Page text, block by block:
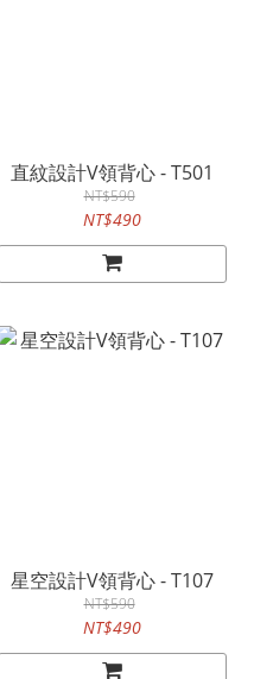
直紋設計V領背心 - T501
NT$590
NT$490
星空設計V領背心 - T107
NT$590
NT$490